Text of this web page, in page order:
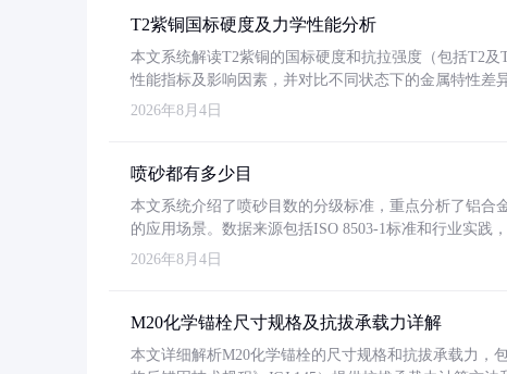
T2紫铜国标硬度及力学性能分析
本文系统解读T2紫铜的国标硬度和抗拉强度（包括T2
性能指标及影响因素，并对比不同状态下的金属特性差
2026年8月4日
喷砂都有多少目
本文系统介绍了喷砂目数的分级标准，重点分析了铝合
的应用场景。数据来源包括ISO 8503-1标准和行业实践
2026年8月4日
M20化学锚栓尺寸规格及抗拔承载力详解
本文详细解析M20化学锚栓的尺寸规格和抗拔承载力，